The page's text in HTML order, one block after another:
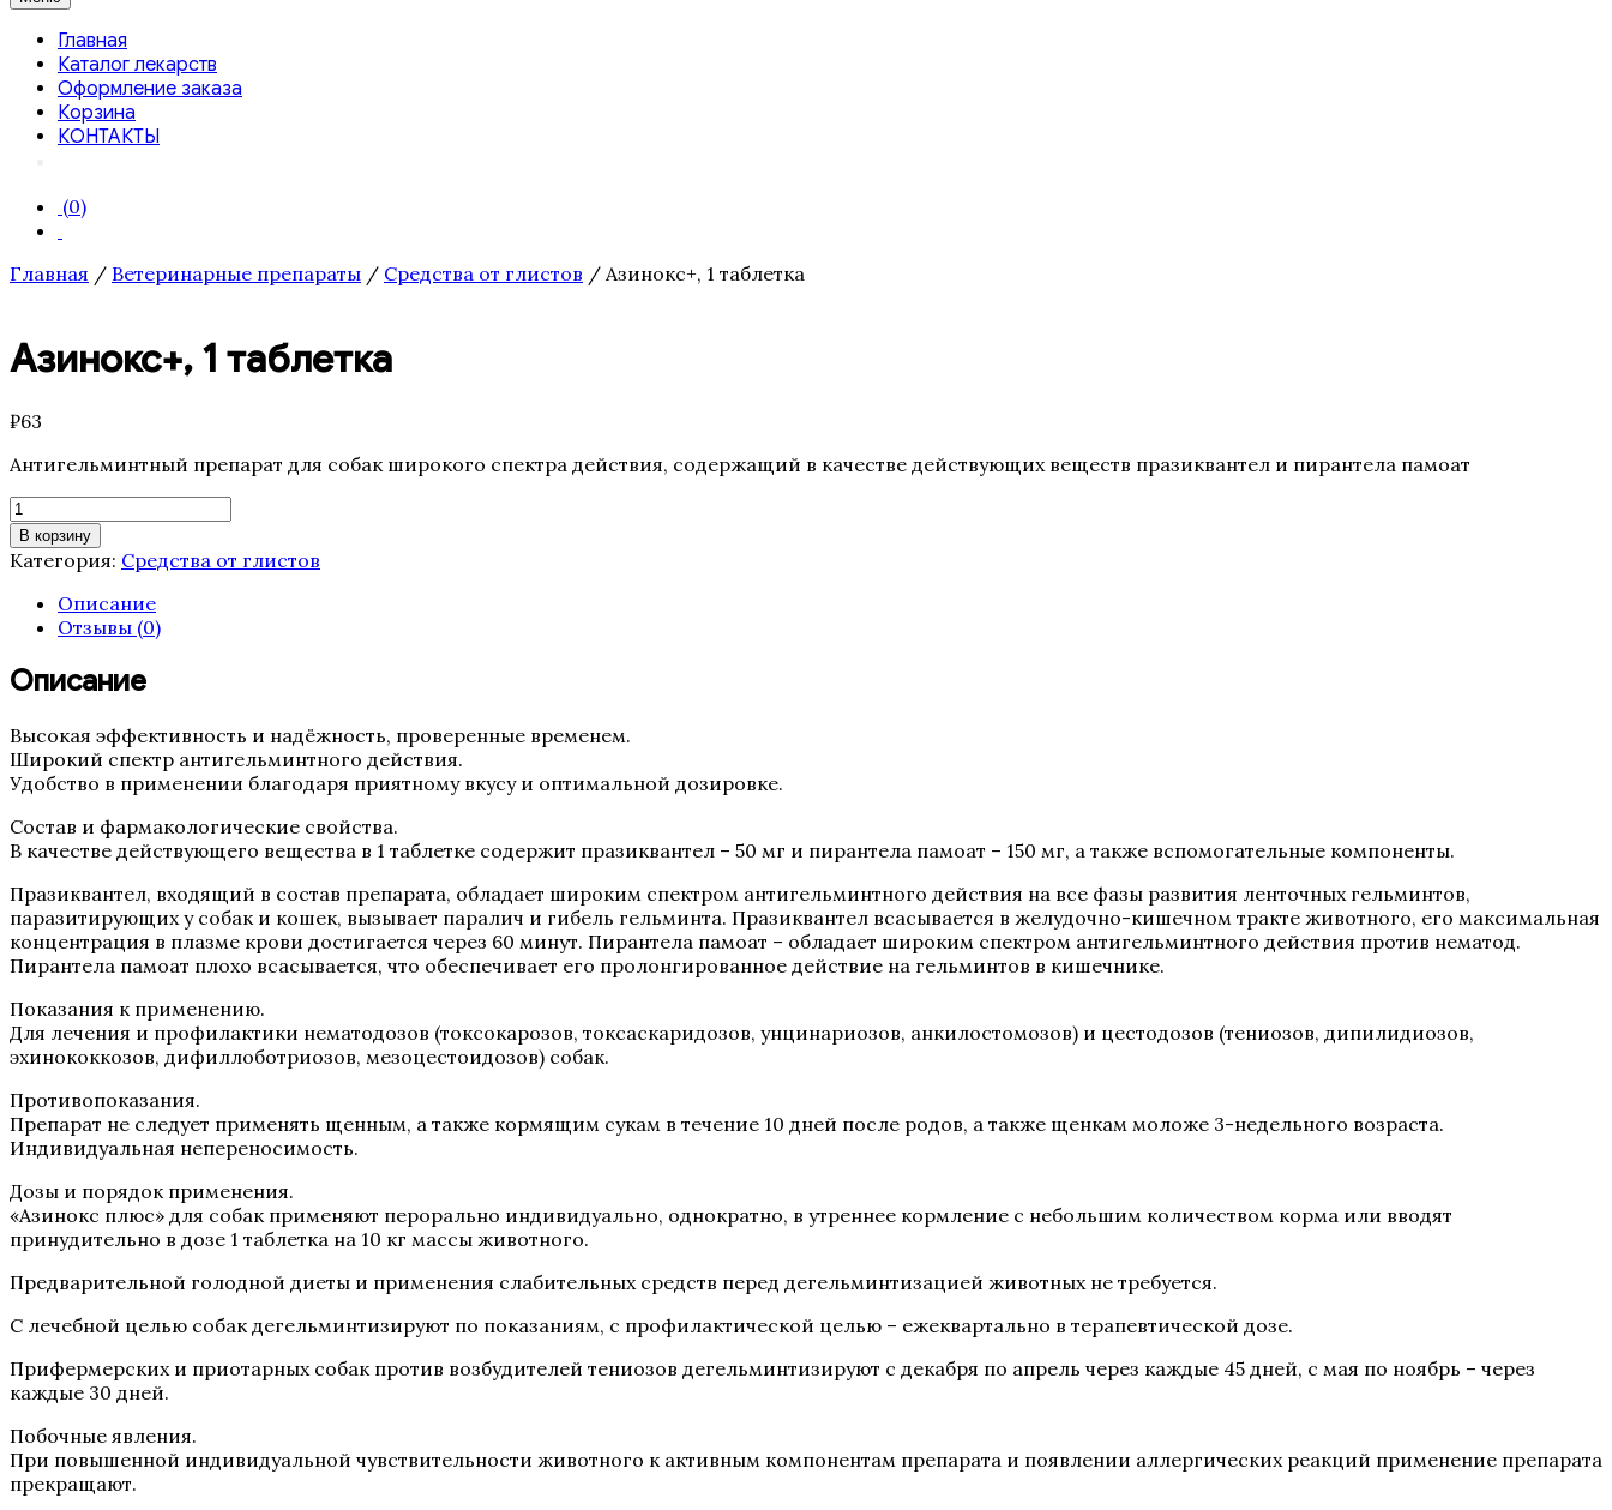
Главная
Каталог лекарств
Оформление заказа
Корзина
КОНТАКТЫ
(0)
Главная / Ветеринарные препараты / Средства от глистов / Азинокс+, 1 таблетка
Азинокс+, 1 таблетка
₽63
Антигельминтный препарат для собак широкого спектра действия, содержащий в качестве действующих веществ празиквантел и пирантела памоат
Количество
товара
Азинокс+,
таблетка
В корзину
Категория: Средства от глистов
Описание
Отзывы (0)
Описание
Высокая эффективность и надёжность, проверенные временем.
Широкий спектр антигельминтного действия.
Удобство в применении благодаря приятному вкусу и оптимальной дозировке.
Состав и фармакологические свойства.
В качестве действующего вещества в 1 таблетке содержит празиквантел – 50 мг и пирантела памоат – 150 мг, а также вспомогательные компоненты.
Празиквантел, входящий в состав препарата, обладает широким спектром антигельминтного действия на все фазы развития ленточных гельминтов,
паразитирующих у собак и кошек, вызывает паралич и гибель гельминта. Празиквантел всасывается в желудочно-кишечном тракте животного, его максимальная
концентрация в плазме крови достигается через 60 минут. Пирантела памоат – обладает широким спектром антигельминтного действия против нематод.
Пирантела памоат плохо всасывается, что обеспечивает его пролонгированное действие на гельминтов в кишечнике.
Показания к применению.
Для лечения и профилактики нематодозов (токсокарозов, токсаскаридозов, унцинариозов, анкилостомозов) и цестодозов (тениозов, дипилидиозов,
эхинококкозов, дифиллоботриозов, мезоцестоидозов) собак.
Противопоказания.
Препарат не следует применять щенным, а также кормящим сукам в течение 10 дней после родов, а также щенкам моложе 3-недельного возраста.
Индивидуальная непереносимость.
Дозы и порядок применения.
«Азинокс плюс» для собак применяют перорально индивидуально, однократно, в утреннее кормление с небольшим количеством корма или вводят
принудительно в дозе 1 таблетка на 10 кг массы животного.
Предварительной голодной диеты и применения слабительных средств перед дегельминтизацией животных не требуется.
С лечебной целью собак дегельминтизируют по показаниям, с профилактической целью – ежеквартально в терапевтической дозе.
Прифермерских и приотарных собак против возбудителей тениозов дегельминтизируют с декабря по апрель через каждые 45 дней, с мая по ноябрь – через
каждые 30 дней.
Побочные явления.
При повышенной индивидуальной чувствительности животного к активным компонентам препарата и появлении аллергических реакций применение препарата
прекращают.